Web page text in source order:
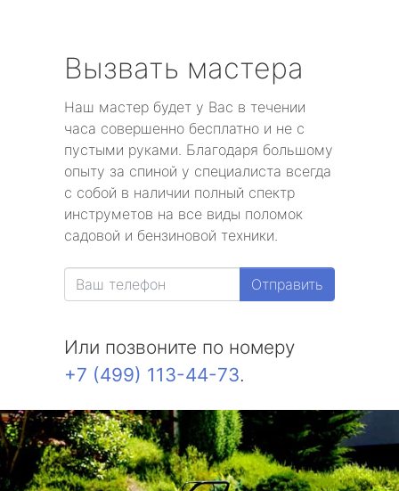
Вызвать мастера
Наш мастер будет у Вас в течении
часа совершенно бесплатно и не с
пустыми руками. Благодаря большому
опыту за спиной у специалиста всегда
с собой в наличии полный спектр
инструметов на все виды поломок
садовой и бензиновой техники.
Отправить
Или позвоните по номеру
+7 (499) 113-44-73.